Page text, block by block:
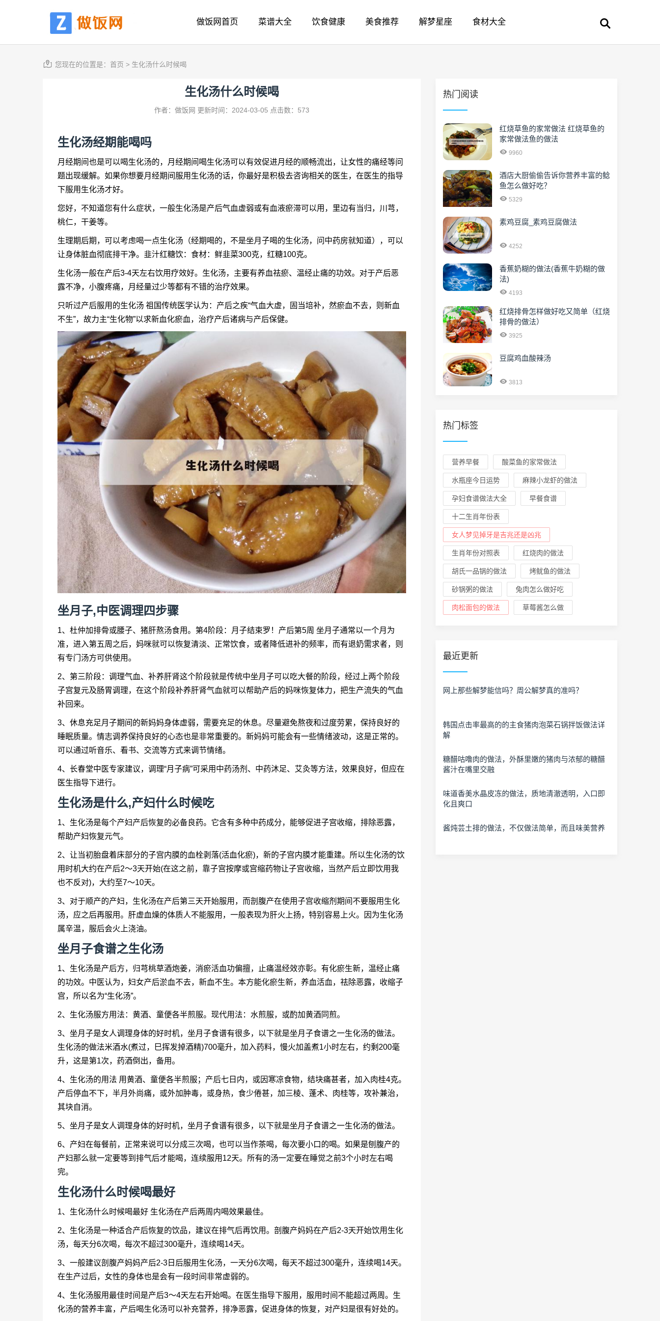
做饭网首页 菜谱大全 饮食健康 美食推荐 解梦星座 食材大全
您现在的位置是： 首页 > 生化汤什么时候喝
生化汤什么时候喝
作者：做饭网 更新时间：2024-03-05 点击数：573
生化汤经期能喝吗
月经期间也是可以喝生化汤的，月经期间喝生化汤可以有效促进月经的顺畅流出，让女性的痛经等问
题出现缓解。如果你想要月经期间服用生化汤的话，你最好是积极去咨询相关的医生，在医生的指导
下服用生化汤才好。
您好，不知道您有什么症状，一般生化汤是产后气血虚弱或有血液瘀滞可以用，里边有当归，川芎，
桃仁，干姜等。
生理期后期，可以考虑喝一点生化汤（经期喝的，不是坐月子喝的生化汤，问中药房就知道），可以
让身体脏血彻底排干净。韭汁红糖饮：食材：鲜韭菜300克，红糖100克。
生化汤一般在产后3-4天左右饮用疗效好。生化汤，主要有养血祛瘀、温经止痛的功效。对于产后恶
露不净，小腹疼痛，月经量过少等都有不错的治疗效果。
只听过产后服用的生化汤 祖国传统医学认为：产后之疾“气血大虚，固当培补，然瘀血不去，则新血
不生”，故力主“生化物”以求新血化瘀血，治疗产后诸病与产后保健。
坐月子,中医调理四步骤
1、杜仲加排骨或腰子、猪肝熬汤食用。第4阶段：月子结束罗！产后第5周 坐月子通常以一个月为
准，进入第五周之后，妈咪就可以恢复清淡、正常饮食，或者降低进补的频率，而有退奶需求者，则
有专门汤方可供使用。
2、第三阶段：调理气血、补养肝肾这个阶段就是传统中坐月子可以吃大餐的阶段，经过上两个阶段
子宫复元及肠胃调理，在这个阶段补养肝肾气血就可以帮助产后的妈咪恢复体力，把生产流失的气血
补回来。
3、休息充足月子期间的新妈妈身体虚弱，需要充足的休息。尽量避免熬夜和过度劳累，保持良好的
睡眠质量。情志调养保持良好的心态也是非常重要的。新妈妈可能会有一些情绪波动，这是正常的。
可以通过听音乐、看书、交流等方式来调节情绪。
4、长春堂中医专家建议，调理“月子病”可采用中药汤剂、中药沐足、艾灸等方法，效果良好，但应在
医生指导下进行。
生化汤是什么,产妇什么时候吃
1、生化汤是每个产妇产后恢复的必备良药。它含有多种中药成分，能够促进子宫收缩，排除恶露，
帮助产妇恢复元气。
2、让当初胎盘着床部分的子宫内膜的血栓剥落(活血化瘀)，新的子宫内膜才能重建。所以生化汤的饮
用时机大约在产后2～3天开始(在这之前，靠子宫按摩或宫缩药物让子宫收缩，当然产后立即饮用我
也不反对)，大约至7～10天。
3、对于顺产的产妇，生化汤在产后第三天开始服用，而剖腹产在使用子宫收缩剂期间不要服用生化
汤，应之后再服用。肝虚血燥的体质人不能服用，一般表现为肝火上扬，特别容易上火。因为生化汤
属辛温，服后会火上浇油。
坐月子食谱之生化汤
1、生化汤是产后方，归芎桃草酒炮姜，消瘀活血功偏擅，止痛温经效亦彰。有化瘀生新，温经止痛
的功效。中医认为，妇女产后淤血不去，新血不生。本方能化瘀生新，养血活血，祛除恶露，收缩子
宫，所以名为“生化汤”。
2、生化汤服方用法：黄酒、童便各半煎服。现代用法：水煎服，或酌加黄酒同煎。
3、坐月子是女人调理身体的好时机，坐月子食谱有很多，以下就是坐月子食谱之一生化汤的做法。
生化汤的做法米酒水(煮过，巳挥发掉酒精)700毫升，加入药料，慢火加盖煮1小时左右，约剩200毫
升，这是第1次，药酒倒出，备用。
4、生化汤的用法 用黄酒、童便各半煎服；产后七日内，或因寒凉食物，结块痛甚者，加入肉桂4克。
产后停血不下，半月外尚痛，或外加肿毒，或身热，食少倦甚，加三棱、蓬术、肉桂等，攻补兼治，
其块自消。
5、坐月子是女人调理身体的好时机，坐月子食谱有很多，以下就是坐月子食谱之一生化汤的做法。
6、产妇在每餐前，正常来说可以分成三次喝，也可以当作茶喝，每次要小口的喝。如果是刨腹产的
产妇那么就一定要等到排气后才能喝，连续服用12天。所有的汤一定要在睡觉之前3个小时左右喝
完。
生化汤什么时候喝最好
1、 生化汤什么时候喝最好 生化汤在产后两周内喝效果最佳。
2、生化汤是一种适合产后恢复的饮品，建议在排气后再饮用。剖腹产妈妈在产后2-3天开始饮用生化
汤，每天分6次喝，每次不超过300毫升，连续喝14天。
3、一般建议剖腹产妈妈产后2-3日后服用生化汤，一天分6次喝，每天不超过300毫升，连续喝14天。
在生产过后，女性的身体也是会有一段时间非常虚弱的。
4、生化汤服用最佳时间是产后3～4天左右开始喝。在医生指导下服用，服用时间不能超过两周。生
化汤的营养丰富，产后喝生化汤可以补充营养，排净恶露，促进身体的恢复，对产妇是很有好处的。
热门阅读
红烧草鱼的家常做法 红烧草鱼的
家常做法鱼的做法
9960
酒店大厨偷偷告诉你营养丰富的鲶
鱼怎么做好吃？
5329
素鸡豆腐_素鸡豆腐做法
4252
香蕉奶糊的做法(香蕉牛奶糊的做
法)
4193
红烧排骨怎样做好吃又简单（红烧
排骨的做法）
3925
豆腐鸡血酸辣汤
3813
热门标签
营养早餐 酸菜鱼的家常做法
水瓶座今日运势 麻辣小龙虾的做法
孕妇食谱做法大全 早餐食谱
十二生肖年份表
女人梦见掉牙是吉兆还是凶兆
生肖年份对照表 红烧肉的做法
胡氏一品锅的做法 烤鱿鱼的做法
砂锅粥的做法 兔肉怎么做好吃
肉松面包的做法 草莓酱怎么做
最近更新
网上那些解梦能信吗？周公解梦真的准吗？
韩国点击率最高的的主食猪肉泡菜石锅拌饭做法详
解
糖醋咕噜肉的做法，外酥里嫩的猪肉与浓郁的糖醋
酱汁在嘴里交融
味道香美水晶皮冻的做法，质地清澈透明，入口即
化且爽口
酱炖芸土排的做法，不仅做法简单，而且味美营养